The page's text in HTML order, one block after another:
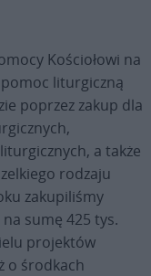
Kościołowi na
liturgiczną
poprzez zakup dla
a także
rodzaju
zakupiliśmy
sumę 425 tys.
projektów
o środkach